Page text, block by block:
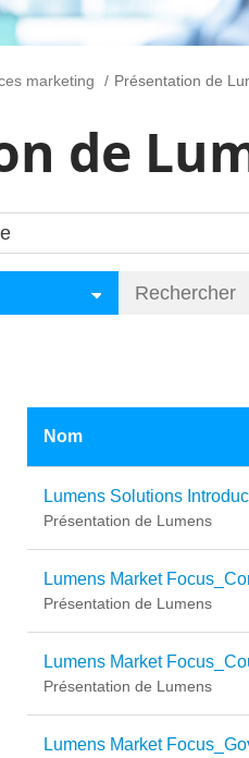
marketing Présentation de
de
Nom
Lumens Solutions
Présentation de Lumens
Lumens Market
Présentation de Lumens
Lumens Market
Présentation de Lumens
Lumens Market